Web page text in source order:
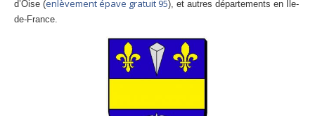
d’Oise (enlèvement épave gratuit 95), et autres départements en Ile-
de-France.